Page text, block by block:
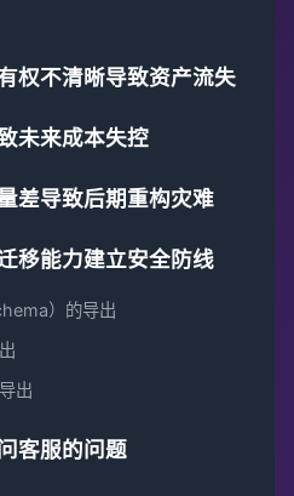
权不清晰导致资产流失
未来成本失控
差导致后期重构灾难
移能力建立安全防线
）的导出
出
客服的问题